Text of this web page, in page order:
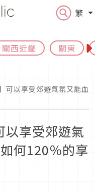
繁
關西近畿 關東
可以享受郊遊氣氛又能血
以享受郊遊氣
何120％的享